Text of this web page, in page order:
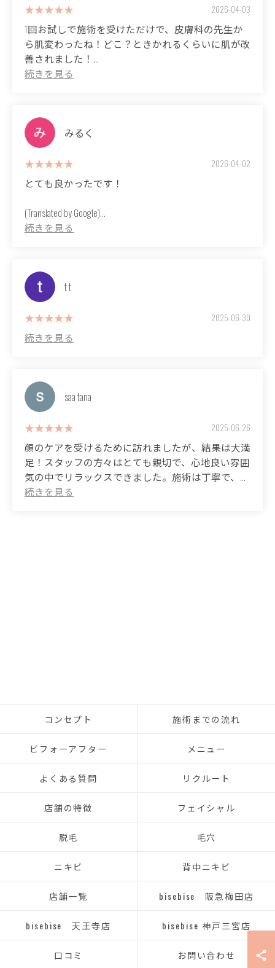
(Translated by Google)
I previously only had a facial treatment contract, but I signed up
again because it's conveniently located near my home and the
prices are reasonable (^_^) For my second contract, I requested a
hydration cleanse because I was troubled by acne on my back!
take some time for my face to become completely clear, but I feel
that the effects on my back are long-lasting (^O^) I would like to
2026-04-03
1回お試しで施術を受けただけで、皮膚科の先生か
ら肌変わったね！どこ？ときかれるくらいに肌が改
善されました！
(Translated by Google)
After just one trial treatment, my dermatologist asked me, "Your
skin looks so different! Where did you get it done?" My skin has
improved so much!
The salon manager is also lovely and friendly. 🤍
みるく
2026-04-02
とても良かったです！
(Translated by Google)
It was great!
t t
2025-06-30
saa tana
2025-06-26
顔のケアを受けるために訪れましたが、結果は大満
足！スタッフの方々はとても親切で、心地良い雰囲
気の中でリラックスできました。施術は丁寧で、自
分の肌が見違えるほどにツヤを取り戻しました。清
コンセプト 施術までの流れ
ビフォーアフター メニュー
よくある質問 リクルート
店舗の特徴 フェイシャル
脱毛 毛穴
ニキビ 背中ニキビ
店舗一覧 bisebise 阪急梅田店
bisebise 天王寺店 bisebise 神戸三宮店
口コミ お問い合わせ